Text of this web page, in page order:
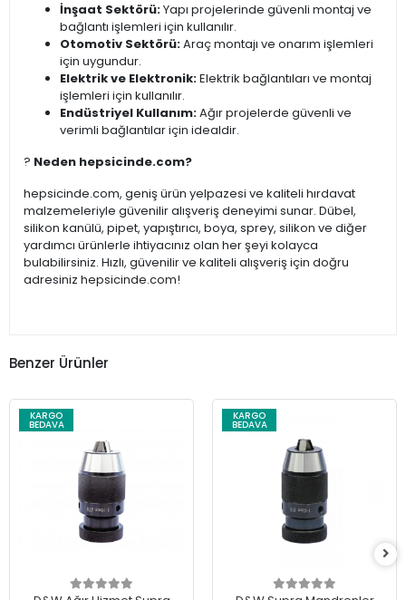
İnşaat Sektörü:Yapı projelerinde güvenli montaj ve
bağlantı işlemleri için kullanılır.
Otomotiv Sektörü:Araç montajı ve onarım işlemleri
için uygundur.
Elektrik ve Elektronik:Elektrik bağlantıları ve montaj
işlemleri için kullanılır.
Endüstriyel Kullanım:Ağır projelerde güvenli ve
verimli bağlantılar için idealdir.
? Neden hepsicinde.com?
hepsicinde.com, geniş ürün yelpazesi ve kaliteli hırdavat
malzemeleriyle güvenilir alışveriş deneyimi sunar. Dübel,
silikon kanülü, pipet, yapıştırıcı, boya, sprey, silikon ve diğer
yardımcı ürünlerle ihtiyacınız olan her şeyi kolayca
bulabilirsiniz. Hızlı, güvenilir ve kaliteli alışveriş için doğru
adresiniz hepsicinde.com!
Benzer Ürünler
KARGO
BEDAVA
KARGO
BEDAVA